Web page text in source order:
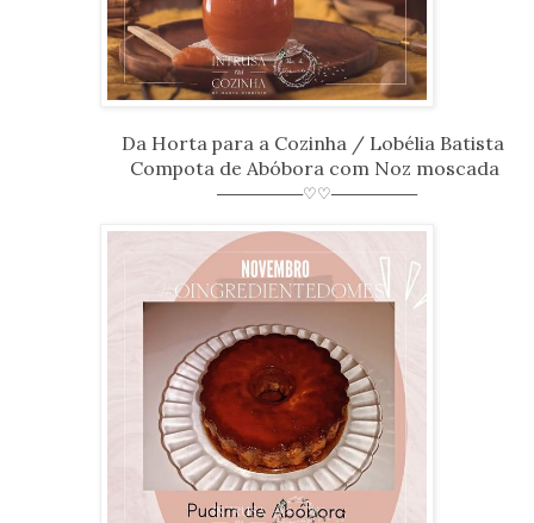
Da Horta para a Cozinha / Lobélia Batista
Compota de Abóbora com Noz moscada
────────♡♡────────